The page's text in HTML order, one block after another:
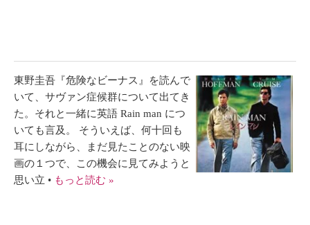
東野圭吾『危険なビーナス』を読んで
いて、サヴァン症候群について出てき
た。それと一緒に英語 Rain man につ
いても言及。 そういえば、何十回も
耳にしながら、まだ見たことのない映
画の１つで、この機会に見てみようと
思い立 • もっと読む »